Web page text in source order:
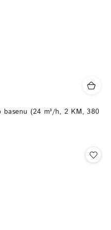
basenu (24 m³/h, 2 KM, 380